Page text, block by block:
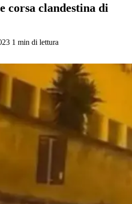
corsa clandestina di
1 min di lettura